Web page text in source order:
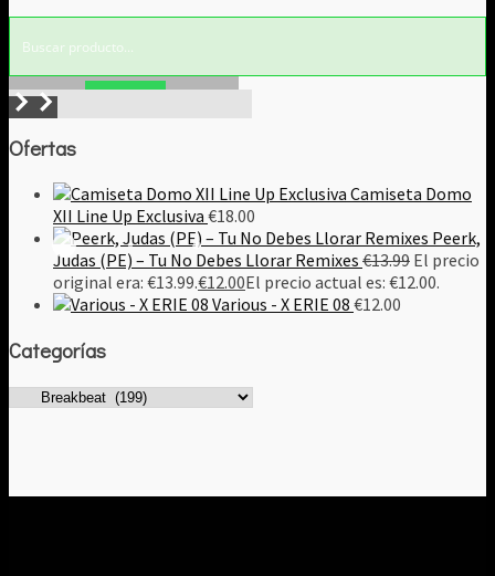
Ofertas
Camiseta Domo
XII Line Up Exclusiva €18.00
Peerk,
Judas (PE) – Tu No Debes Llorar Remixes €13.99 El precio
original era: €13.99.€12.00El precio actual es: €12.00.
Various - X ERIE 08 €12.00
Categorías